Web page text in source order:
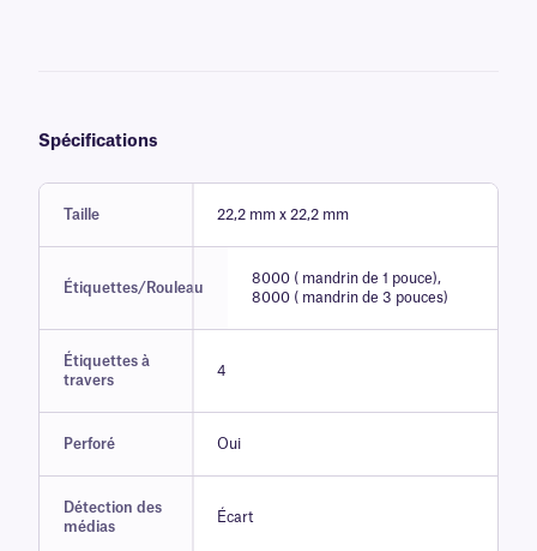
Spécifications
Taille 22,2 mm x 22,2 mm
Étiquettes/Rouleau
8000 ( mandrin de 1 pouce),
8000 ( mandrin de 3 pouces)
Étiquettes à
travers
4
Perforé Oui
Détection des
médias
Écart